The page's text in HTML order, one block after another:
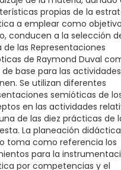
propias de la
a emplear como
conducen a la selección
de las Representaciones
de Raymond Duval
base para las
Se utilizan diferentes
semióticas de
en las actividades
de las diez prácticas de
La planeación
toma como referencia los
para la
por competencias y el